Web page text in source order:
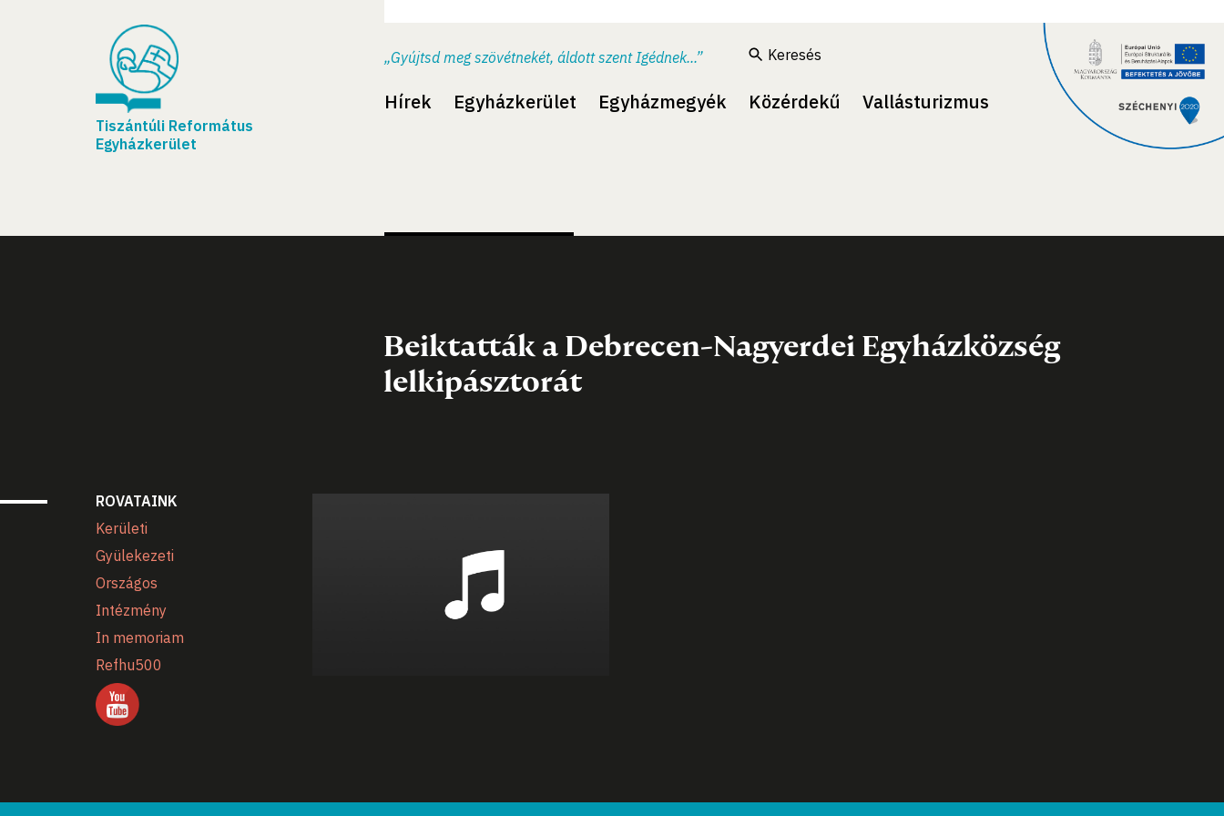
Tiszántúli Református
Egyházkerület
„Gyújtsd meg szövétnekét, áldott szent Igédnek...” Keresés
Hírek Egyházkerület Egyházmegyék Közérdekű Vallásturizmus
Beiktatták a Debrecen-Nagyerdei Egyházközség
lelkipásztorát
ROVATAINK
Kerületi
Gyülekezeti
Országos
Intézmény
In memoriam
Refhu500